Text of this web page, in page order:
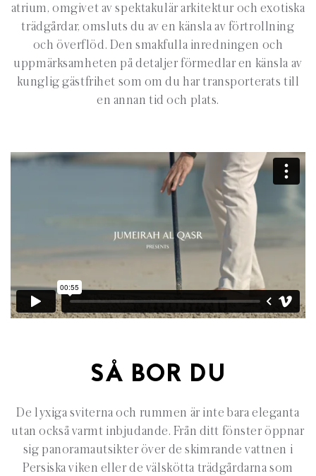
atrium, omgivet av spektakulär arkitektur och exotiska
trädgårdar, omsluts du av en känsla av förtrollning
och överflöd. Den smakfulla inredningen och
uppmärksamheten på detaljer förmedlar en känsla av
kunglig gästfrihet som om du har transporterats till
en annan tid och plats.
SÅ BOR DU
De lyxiga sviterna och rummen är inte bara eleganta
utan också varmt inbjudande. Från ditt fönster öppnar
sig panoramautsikter över de skimrande vattnen i
Persiska viken eller de välskötta trädgårdarna som